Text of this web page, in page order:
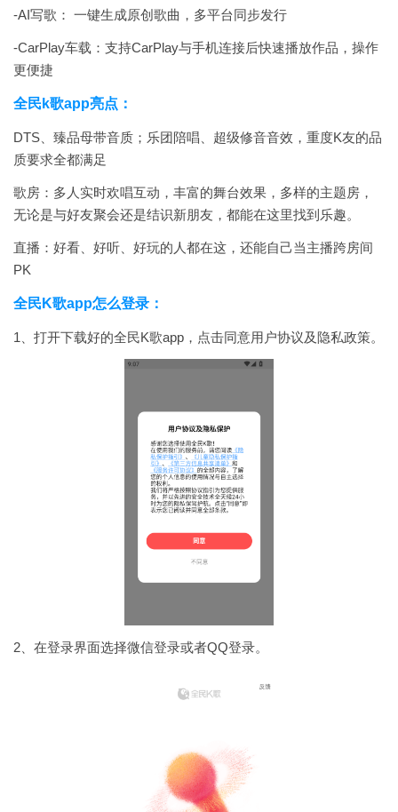
-AI写歌： 一键生成原创歌曲，多平台同步发行
-CarPlay车载：支持CarPlay与手机连接后快速播放作品，操作
更便捷
全民k歌app亮点：
DTS、臻品母带音质；乐团陪唱、超级修音音效，重度K友的品
质要求全都满足
歌房：多人实时欢唱互动，丰富的舞台效果，多样的主题房，
无论是与好友聚会还是结识新朋友，都能在这里找到乐趣。
直播：好看、好听、好玩的人都在这，还能自己当主播跨房间
PK
全民K歌app怎么登录：
1、打开下载好的全民K歌app，点击同意用户协议及隐私政策。
2、在登录界面选择微信登录或者QQ登录。